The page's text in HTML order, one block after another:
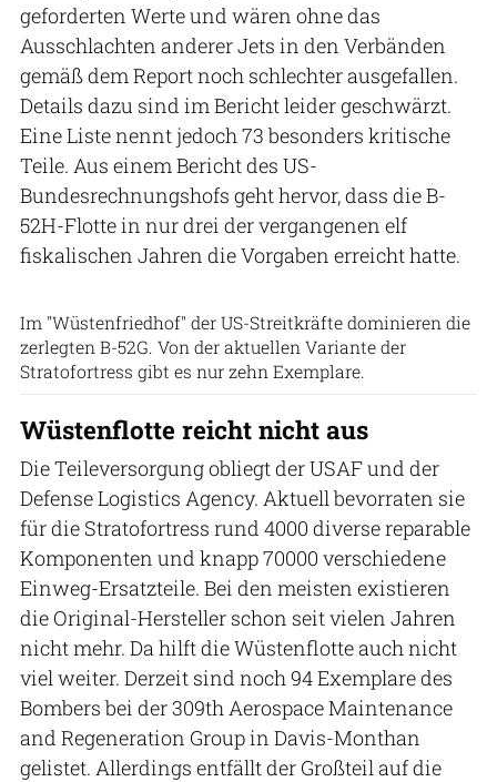
geforderten Werte und wären ohne das
Ausschlachten anderer Jets in den Verbänden
gemäß dem Report noch schlechter ausgefallen.
Details dazu sind im Bericht leider geschwärzt.
Eine Liste nennt jedoch 73 besonders kritische
Teile. Aus einem Bericht des US-
Bundesrechnungshofs geht hervor, dass die B-
52H-Flotte in nur drei der vergangenen elf
fiskalischen Jahren die Vorgaben erreicht hatte.
Im "Wüstenfriedhof" der US-Streitkräfte dominieren die
zerlegten B-52G. Von der aktuellen Variante der
Stratofortress gibt es nur zehn Exemplare.
Wüstenflotte reicht nicht aus
Die Teileversorgung obliegt der USAF und der
Defense Logistics Agency. Aktuell bevorraten sie
für die Stratofortress rund 4000 diverse reparable
Komponenten und knapp 70000 verschiedene
Einweg-Ersatzteile. Bei den meisten existieren
die Original-Hersteller schon seit vielen Jahren
nicht mehr. Da hilft die Wüstenflotte auch nicht
viel weiter. Derzeit sind noch 94 Exemplare des
Bombers bei der 309th Aerospace Maintenance
and Regeneration Group in Davis-Monthan
gelistet. Allerdings entfällt der Großteil auf die